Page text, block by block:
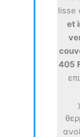
lisse
et
405